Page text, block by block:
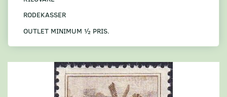
RODEKASSER
OUTLET MINIMUM ½ PRIS.